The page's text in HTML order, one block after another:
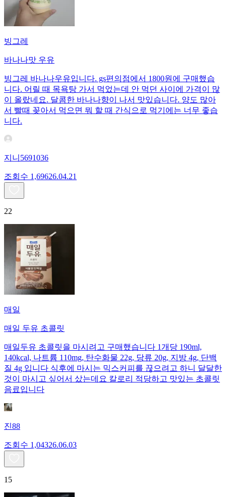
빙그레
바나나맛 우유
빙그레 바나나우유입니다. gs편의점에서 1800원에 구매했습
니다. 어릴 때 목욕탕 가서 먹었는데 안 먹던 사이에 가격이 많
이 올랐네요. 달콤한 바나나향이 나서 맛있습니다. 양도 많아
서 빨때 꽂아서 먹으면 뭐 할 때 간식으로 먹기에는 너무 좋습
니다.
지니5691036
조회수 1,69626.04.21
22
매일
매일 두유 초콜릿
매일두유 초콜릿을 마시려고 구매했습니다 1개당 190ml,
140kcal, 나트륨 110mg, 탄수화물 22g, 당류 20g, 지방 4g, 단백
질 4g 입니다 식후에 마시는 믹스커피를 끊으려고 하니 달달한
것이 마시고 싶어서 샀는데요 칼로리 적당하고 맛있는 초콜릿
음료입니다
진88
조회수 1,04326.06.03
15